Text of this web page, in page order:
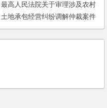
最高人民法院关于审理涉及农村
土地承包经营纠纷调解仲裁案件
适用法律若干问题的解释